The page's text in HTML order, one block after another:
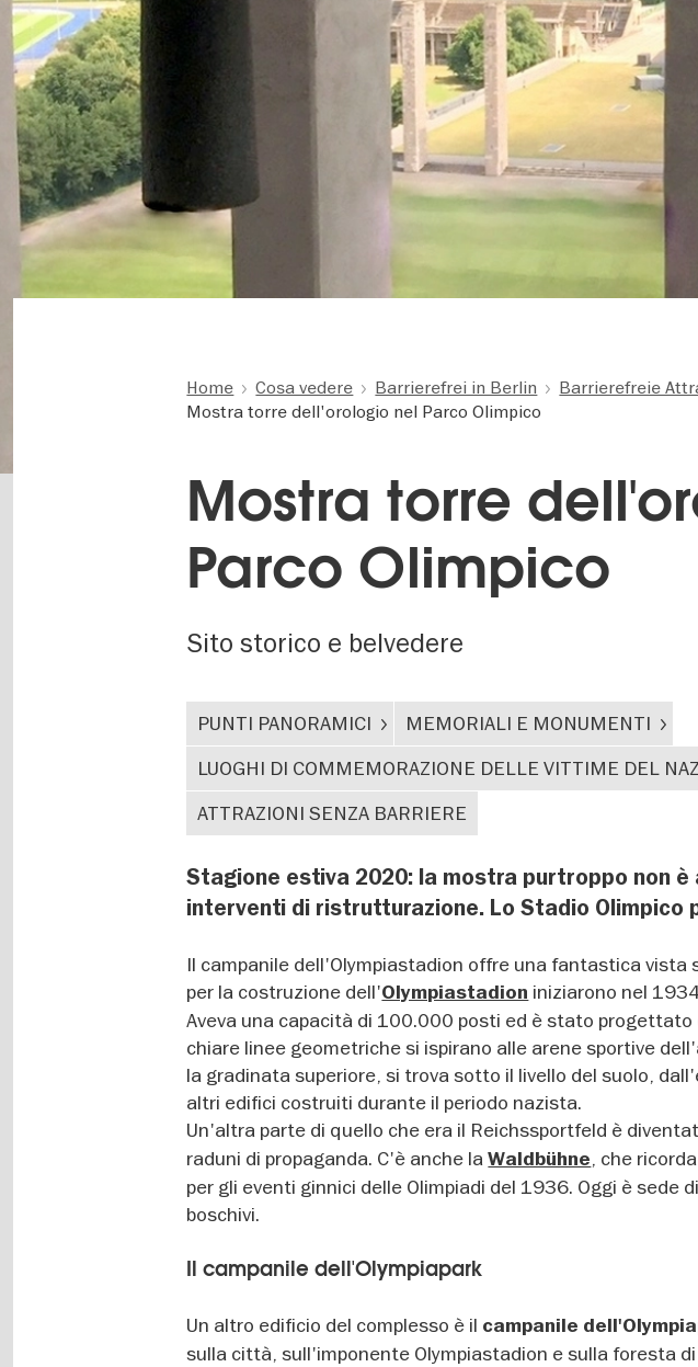
Home Cosa vedere Barrierefrei in Berlin
Barrierefreie
Mostra torre dell'orologio nel Parco Olimpico
Mostra torre
Parco Olimpico
Sito storico e belvedere
PUNTI PANORAMICI
MEMORIALI E MONUMENTI
LUOGHI DI COMMEMORAZIONE DELLE VITTIME DEL
ATTRAZIONI SENZA BARRIERE
Stagione estiva 2020: la mostra purtroppo non
interventi di ristrutturazione. Lo Stadio Olimpico
Il campanile dell'Olympiastadion offre una fantastica vista
per la costruzione dell'Olympiastadion iniziarono nel
Aveva una capacità di 100.000 posti ed è stato
chiare linee geometriche si ispirano alle arene sportive
la gradinata superiore, si trova sotto il livello del suolo,
altri edifici costruiti durante il periodo nazista.
Un'altra parte di quello che era il Reichssportfeld è
raduni di propaganda. C'è anche laWaldbühne, che
per gli eventi ginnici delle Olimpiadi del 1936. Oggi è sede
boschivi.
Il campanile dell'Olympiapark
Un altro edificio del complesso è il campanile
sulla città, sull'imponente Olympiastadion e sulla foresta